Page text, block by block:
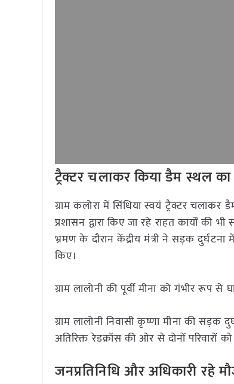
ट्रैक्टर चलाकर किया डैम स्थल का
ग्राम कलोरा में सिंधिया स्वयं ट्रैक्टर
प्रशासन द्वारा किए जा रहे राहत कार्यों की भी
भ्रमण के दौरान केंद्रीय मंत्री ने सड़क
किए।
ग्राम लालोनी की पूर्वी मीना को गंभीर रूप
ग्राम लालोनी निवासी कृष्णा मीना की
अतिरिक्त रेडक्रॉस की ओर से दोनों
जनप्रतिनिधि और अधिकारी रहे